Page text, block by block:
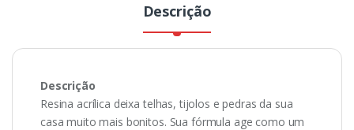
Descrição
Descrição
Resina acrílica deixa telhas, tijolos e pedras da sua
casa muito mais bonitos. Sua fórmula age como um